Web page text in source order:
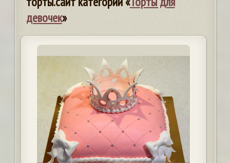
девочек»